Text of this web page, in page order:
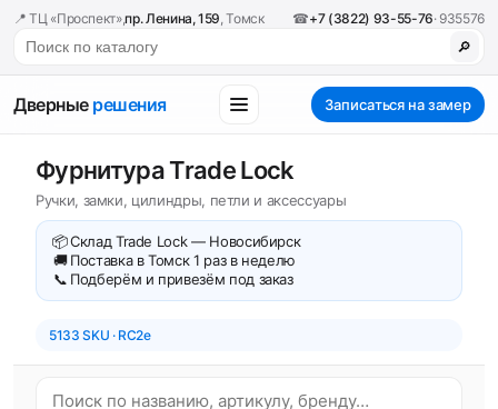
📍 ТЦ «Проспект»,пр. Ленина, 159, Томск ☎+7 (3822) 93-55-76· 935576
🔎
Дверные решения Записаться на замер
Фурнитура Trade Lock
Ручки, замки, цилиндры, петли и аксессуары
📦Склад Trade Lock — Новосибирск
🚚 Поставка в Томск 1 раз в неделю
📞 Подберём и привезём под заказ
5133 SKU · RC2e